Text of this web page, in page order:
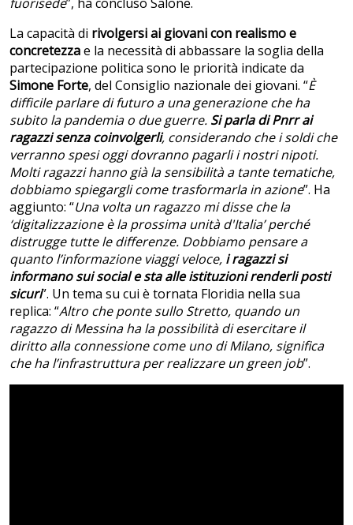
La capacità di rivolgersi ai giovani con realismo e
concretezzae la necessità di abbassare la soglia della
partecipazione politica sono le priorità indicate da
Simone Forte, del Consiglio nazionale dei giovani. “È
difficile parlare di futuro a una generazione che ha
subito la pandemia o due guerre. Si parla di Pnrr ai
ragazzi senza coinvolgerli, considerando che i soldi che
verranno spesi oggi dovranno pagarli i nostri nipoti.
Molti ragazzi hanno già la sensibilità a tante tematiche,
dobbiamo spiegargli come trasformarla in azione”. Ha
aggiunto: “Una volta un ragazzo mi disse che la
‘digitalizzazione è la prossima unità d'Italia’ perché
distrugge tutte le differenze. Dobbiamo pensare a
quanto l’informazione viaggi veloce, i ragazzi si
informano sui social e sta alle istituzioni renderli posti
sicuri”. Un tema su cui è tornata Floridia nella sua
replica: “Altro che ponte sullo Stretto, quando un
ragazzo di Messina ha la possibilità di esercitare il
diritto alla connessione come uno di Milano, significa
che ha l’infrastruttura per realizzare un green job”.